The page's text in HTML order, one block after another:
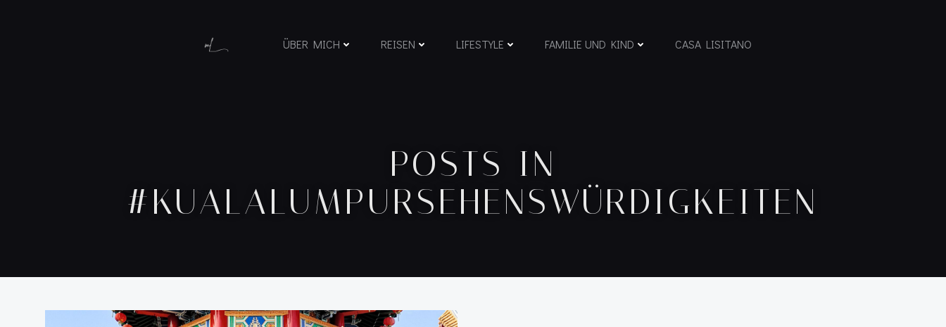
ÜBER MICH REISEN LIFESTYLE FAMILIE UND KIND CASA LISITANO
POSTS IN
#KUALALUMPURSEHENSWÜRDIGKEITEN